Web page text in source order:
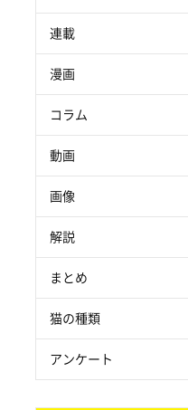
連載
漫画
コラム
動画
画像
解説
まとめ
猫の種類
アンケート